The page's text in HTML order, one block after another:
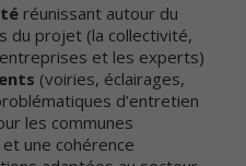
réunissant autour du
du projet (la collectivité,
entreprises et les experts)
(voiries, éclairages,
d’entretien
les communes
et une cohérence